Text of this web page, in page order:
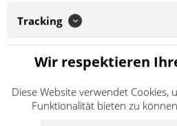
Spezifikationen des Kits mitgeteilt
mit einem...
166,50 € *
inkl. MwSt.zzgl. Versandkosten
Tracking
Wir respektieren
Diese Website verwendet Cookies,
Funktionalität bieten zu